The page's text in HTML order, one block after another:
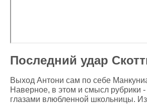
Последний удар
Выход Антони сам по себе
Наверное, в этом и смысл рубрики -
глазами влюбленной школьницы.